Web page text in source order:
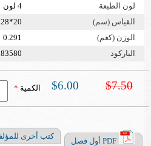
لون الطبعة
4 لون
القياس (سم)
20*28
الوزن (كغم)
0.291
الباركود
$7.50
$6.00 الكمية *
PDF أول فصل
كتب أخرى